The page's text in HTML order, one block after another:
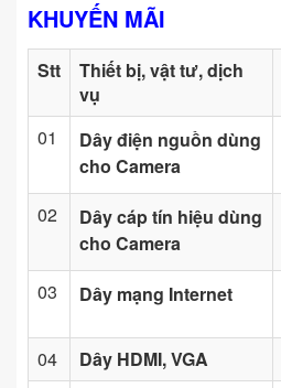
KHUYẾN MÃI
Stt
Thiết bị, vật tư, dịch
vụ
01
Dây điện nguồn dùng
cho Camera
02
Dây cáp tín hiệu dùng
cho Camera
03 Dây mạng Internet
04
Dây HDMI, VGA